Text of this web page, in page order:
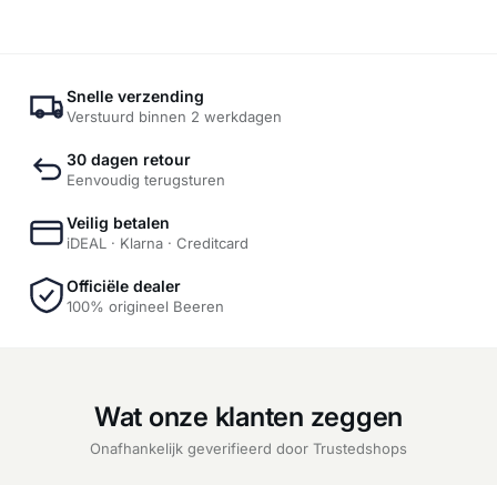
Snelle verzending
Verstuurd binnen 2 werkdagen
30 dagen retour
Eenvoudig terugsturen
Veilig betalen
iDEAL · Klarna · Creditcard
Officiële dealer
100% origineel Beeren
Wat onze klanten zeggen
Onafhankelijk geverifieerd door Trustedshops